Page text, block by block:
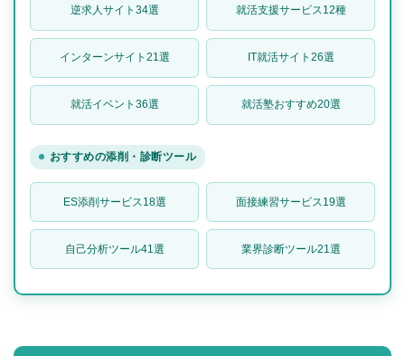
逆求人サイト34選 就活支援サービス12種
インターンサイト21選 IT就活サイト26選
就活イベント36選 就活塾おすすめ20選
おすすめの添削・診断ツール
ES添削サービス18選 面接練習サービス19選
自己分析ツール41選 業界診断ツール21選